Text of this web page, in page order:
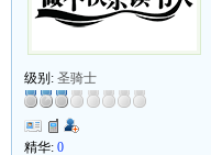
级别: 圣骑士
精华: 0